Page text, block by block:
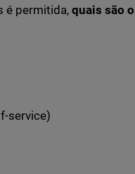
é permitida, quais são
service)